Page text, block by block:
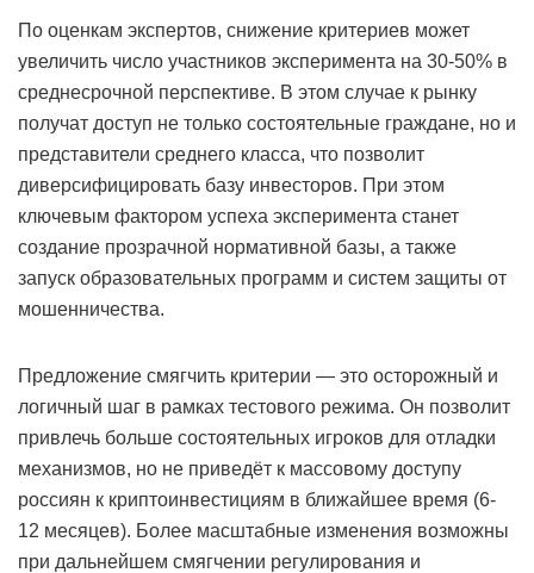
По оценкам экспертов, снижение критериев может
увеличить число участников эксперимента на 30-50% в
среднесрочной перспективе. В этом случае к рынку
получат доступ не только состоятельные граждане, но и
представители среднего класса, что позволит
диверсифицировать базу инвесторов. При этом
ключевым фактором успеха эксперимента станет
создание прозрачной нормативной базы, а также
запуск образовательных программ и систем защиты от
мошенничества.
Предложение смягчить критерии — это осторожный и
логичный шаг в рамках тестового режима. Он позволит
привлечь больше состоятельных игроков для отладки
механизмов, но не приведёт к массовому доступу
россиян к криптоинвестициям в ближайшее время (6-
12 месяцев). Более масштабные изменения возможны
при дальнейшем смягчении регулирования и